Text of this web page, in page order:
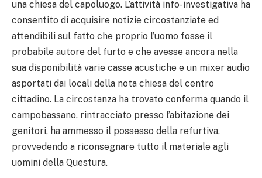
una chiesa del capoluogo. L’attività info-investigativa ha
consentito di acquisire notizie circostanziate ed
attendibili sul fatto che proprio l’uomo fosse il
probabile autore del furto e che avesse ancora nella
sua disponibilità varie casse acustiche e un mixer audio
asportati dai locali della nota chiesa del centro
cittadino. La circostanza ha trovato conferma quando il
campobassano, rintracciato presso l’abitazione dei
genitori, ha ammesso il possesso della refurtiva,
provvedendo a riconsegnare tutto il materiale agli
uomini della Questura.